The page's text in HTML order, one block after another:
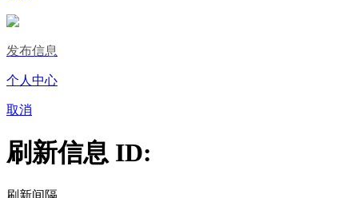
发布信息
个人中心
取消
刷新信息 ID: